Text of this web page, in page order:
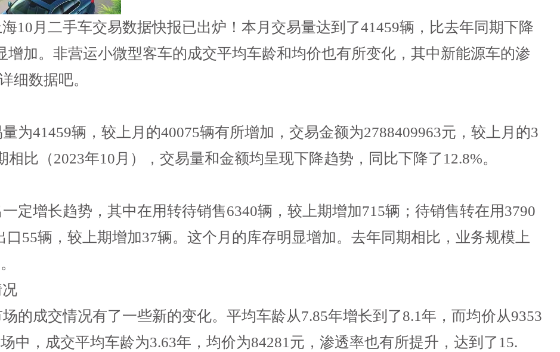
10月二手车交易数据快报已出炉！本月交易量达到了41459辆，比去年同期下降
增加。非营运小微型客车的成交平均车龄和均价也有所变化，其中新能源车的渗
细数据吧。
为41459辆，较上月的40075辆有所增加，交易金额为2788409963元，较上月的3
比（2023年10月），交易量和金额均呈现下降趋势，同比下降了12.8%。
定增长趋势，其中在用转待销售6340辆，较上期增加715辆；待销售转在用3790
55辆，较上期增加37辆。这个月的库存明显增加。去年同期相比，业务规模上
的成交情况有了一些新的变化。平均车龄从7.85年增长到了8.1年，而均价从9353
中，成交平均车龄为3.63年，均价为84281元，渗透率也有所提升，达到了15.